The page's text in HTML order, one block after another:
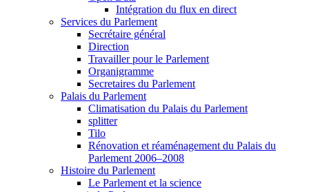
Intégration du flux en direct
Services du Parlement
Secrétaire général
Direction
Travailler pour le Parlement
Organigramme
Secretaires du Parlement
Palais du Parlement
Climatisation du Palais du Parlement
splitter
Tilo
Rénovation et réaménagement du Palais du
Parlement 2006–2008
Histoire du Parlement
Le Parlement et la science